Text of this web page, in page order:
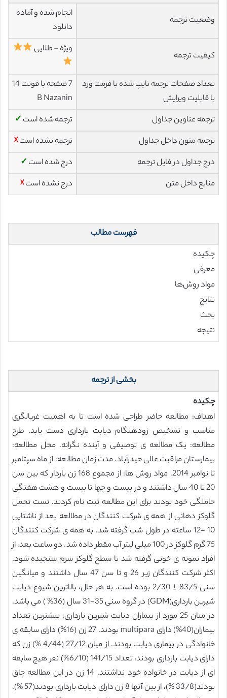
وضعیت ترجمه
انجام شده و آماده
دانلود
کیفیت ترجمه
ویژه – طلایی
تعداد صفحات ترجمه تایپ شده با فرمت ورد
با قابلیت ویرایش
7 صفحه با فونت 14
B Nazanin
ترجمه عناوین جداول
ترجمه شده است ✓
ترجمه متون داخل جداول
ترجمه نشده است☓
درج جداول در فایل ترجمه
درج شده است ✓
منابع داخل متن
درج نشده است☓
فهرست مطالب
چکیده
معرفی
مواد روش‌ها
نتایج
بحث
نتیجه
بخشی از ترجمه
چکیده
اهداف: مطالعه حاضر طراحی شده است تا به اهمیت غربالگری
مناسب و تشخیص زودهنگام دیابت بارداری دست یابد. طرح
مطالعه: یک مطالعه ی توصیفی و آینده نگرانه. محل مطالعه:
بیمارستان مراقبت عالی حیدرآباد. مدت زمان مطالعه: از ماه سپتامبر
تا نوامبر 2014. مواد روش ها: از مجموع 168 زن باردار که بین سن
20 تا 40 سال داشتند و در بیست و چها تا بیست و هشت هفتگی
حاملگی خود بودند برای این مطالعه ثبت نام کردند. تست تحمل
گلوکز دهانی از همه ی شرکت کنندگان در مطالعه بعد از ناشتایی
10 -12 ساعته در طول شب گرفته شد. به همه ی شرکت کنندگان
75 گرم گلوکز در 100 میلی لیتر آب مقطر داده شد. دو ساعت بعد، از
افراد نمونه ی خونی گرفته شد تا سطح گلوکز سرم سنجیده شود.
اکثر شرکت کنندگان زیر 26 و تا سن 47 سال داشتند و میانگین
سنی 83/5 ± 2/30 بوده است. به هر حال، بالاترین شیوع دیابت
شیرین بارداری(GDM) در گروه سنی 35-31 سال (36% ) می باشد.
در میان 25 مورد از بیماران دیابت شیرین بارداری، بیشترین تعداد
بیماران(40%) دارای multipara بودند. 27 زن (16%) دارای سابقه ی
خانوادگی در بیماری دیابت بودند. از میان 27/12 (4/44 %) زن که
دارای دیابت بارداری بودند، تعداد 141/15 (6/10%) نفر هیچ سابقه
ای از دیابت در خانواده خود نداشتند. 14 زن در این مطالعه چاق
بودند(33/8 %)، از بین آنها 8 زن دارای دیابت بارداری بودند(57 %)،